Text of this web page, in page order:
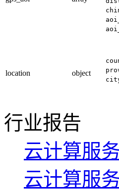
location object
行业报告
云计算服
云计算服